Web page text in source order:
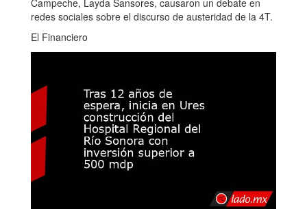
Campeche, Layda Sansores, causaron un debate en
redes sociales sobre el discurso de austeridad de la 4T.
El Financiero